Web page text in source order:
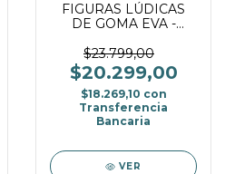
FIGURAS LÚDICAS
DE GOMA EVA -
$23.799,00
$20.299,00
$18.269,10 con
Transferencia
Bancaria
VER